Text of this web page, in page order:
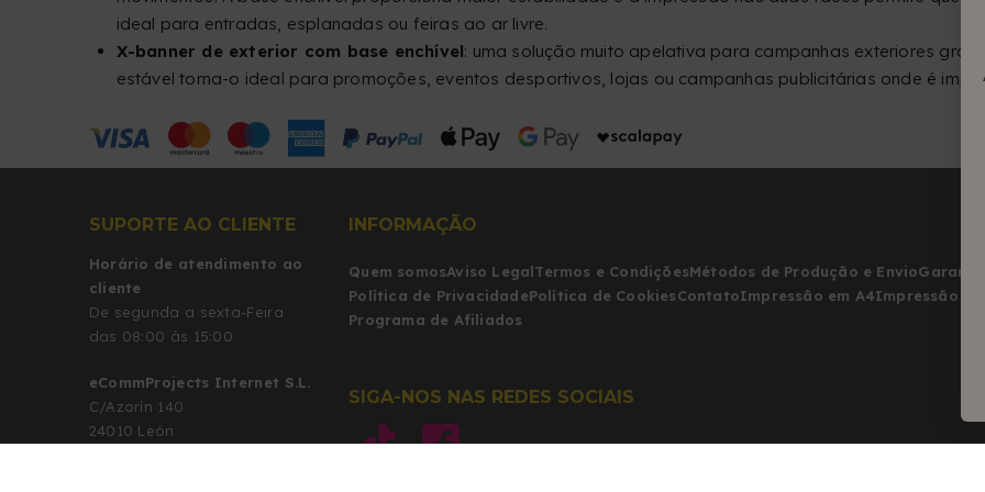
ideal para entradas, esplanadas ou feiras ao ar livre.
X-banner de exterior com base enchível: uma solução muito apelativa para campanhas exteriores
estável torna-o ideal para promoções, eventos desportivos, lojas ou campanhas publicitárias onde é
SUPORTE AO CLIENTE
Horário de atendimento ao
cliente
De segunda a sexta-Feira
das 08:00 às 15:00
eCommProjects Internet S.L.
C/Azorín 140
24010 León
INFORMAÇÃO
Quem somosAviso LegalTermos e CondiçõesMétodos de Produção e Envio
Política de PrivacidadePolítica de CookiesContatoImpressão em A4Impressão em
Programa de Afiliados
SIGA-NOS NAS REDES SOCIAIS